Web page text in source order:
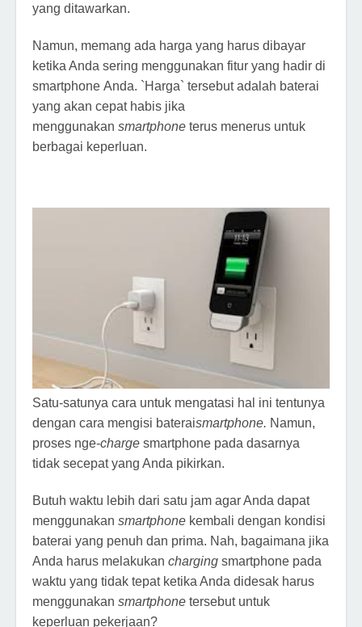
yang ditawarkan.
Namun, memang ada harga yang harus dibayar
ketika Anda sering menggunakan fitur yang hadir di
smartphone Anda. `Harga` tersebut adalah baterai
yang akan cepat habis jika
menggunakan smartphone terus menerus untuk
berbagai keperluan.
Satu-satunya cara untuk mengatasi hal ini tentunya
dengan cara mengisi bateraismartphone. Namun,
proses nge-charge smartphone pada dasarnya
tidak secepat yang Anda pikirkan.
Butuh waktu lebih dari satu jam agar Anda dapat
menggunakan smartphone kembali dengan kondisi
baterai yang penuh dan prima. Nah, bagaimana jika
Anda harus melakukan charging smartphone pada
waktu yang tidak tepat ketika Anda didesak harus
menggunakan smartphone tersebut untuk
keperluan pekerjaan?